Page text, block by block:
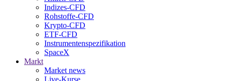
Indizes-CFD
Rohstoffe-CFD
Krypto-CFD
ETF-CFD
Instrumentenspezifikation
SpaceX
Markt
Market news
Live-Kurse